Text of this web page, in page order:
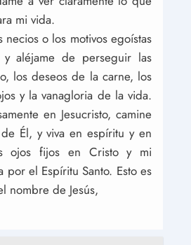
mi vida.
necios o los motivos egoístas
aléjame de perseguir las
los deseos de la carne, los
y la vanagloria de la vida.
en Jesucristo, camine
Él, y viva en espíritu y en
ojos fijos en Cristo y mi
el Espíritu Santo. Esto es
nombre de Jesús,